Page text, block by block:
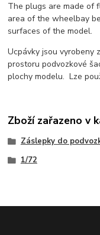
The plugs are made of
area of the wheelbay
surfaces of the model.
Ucpávky jsou vyrobeny
prostoru podvozkové
plochy modelu. Lze
Zboží zařazeno v
Záslepky do
1/72